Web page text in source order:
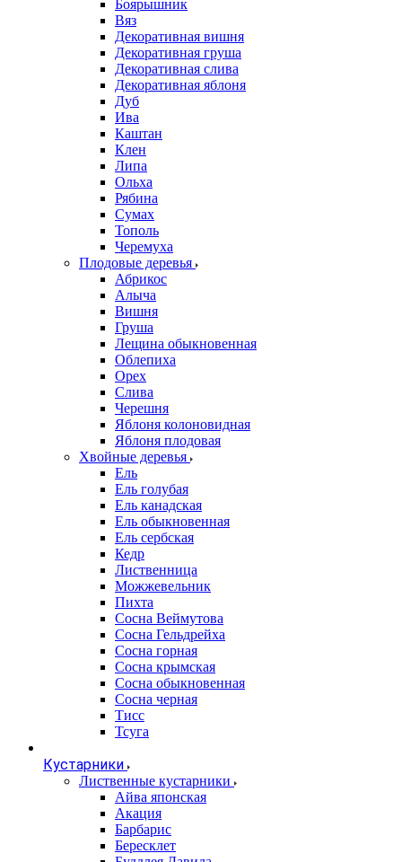
Боярышник
Вяз
Декоративная вишня
Декоративная груша
Декоративная слива
Декоративная яблоня
Дуб
Ива
Каштан
Клен
Липа
Ольха
Рябина
Сумах
Тополь
Черемуха
Плодовые деревья
Абрикос
Алыча
Вишня
Груша
Лещина обыкновенная
Облепиха
Орех
Слива
Черешня
Яблоня колоновидная
Яблоня плодовая
Хвойные деревья
Ель
Ель голубая
Ель канадская
Ель обыкновенная
Ель сербская
Кедр
Лиственница
Можжевельник
Пихта
Сосна Веймутова
Сосна Гельдрейха
Сосна горная
Сосна крымская
Сосна обыкновенная
Сосна черная
Тисс
Тсуга
Кустарники
Лиственные кустарники
Айва японская
Акация
Барбарис
Бересклет